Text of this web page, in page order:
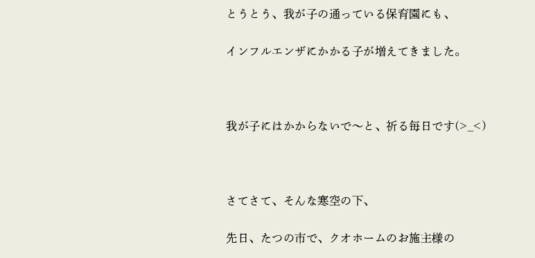
とうとう、我が子の通っている保育園にも、
インフルエンザにかかる子が増えてきました。
我が子にはかからないで～と、祈る毎日です(>_<)
さてさて、そんな寒空の下、
先日、たつの市で、クオホームのお施主様の